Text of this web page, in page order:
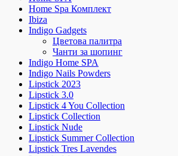
Home Spa Комплект
Ibiza
Indigo Gadgets
Цветова палитра
Чанти за шопинг
Indigo Home SPA
Indigo Nails Powders
Lipstick 2023
Lipstick 3.0
Lipstick 4 You Collection
Lipstick Collection
Lipstick Nude
Lipstick Summer Collection
Lipstick Tres Lavendes